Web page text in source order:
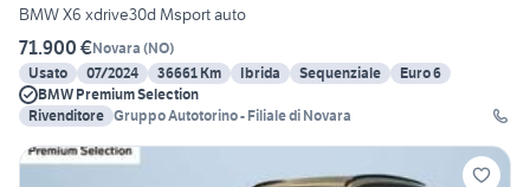
BMW X6 xdrive30d Msport auto
71.900 €Novara (NO)
Usato
07/2024 36661 Km Ibrida Sequenziale
Euro 6
BMW Premium Selection
Rivenditore Gruppo Autotorino - Filiale di Novara